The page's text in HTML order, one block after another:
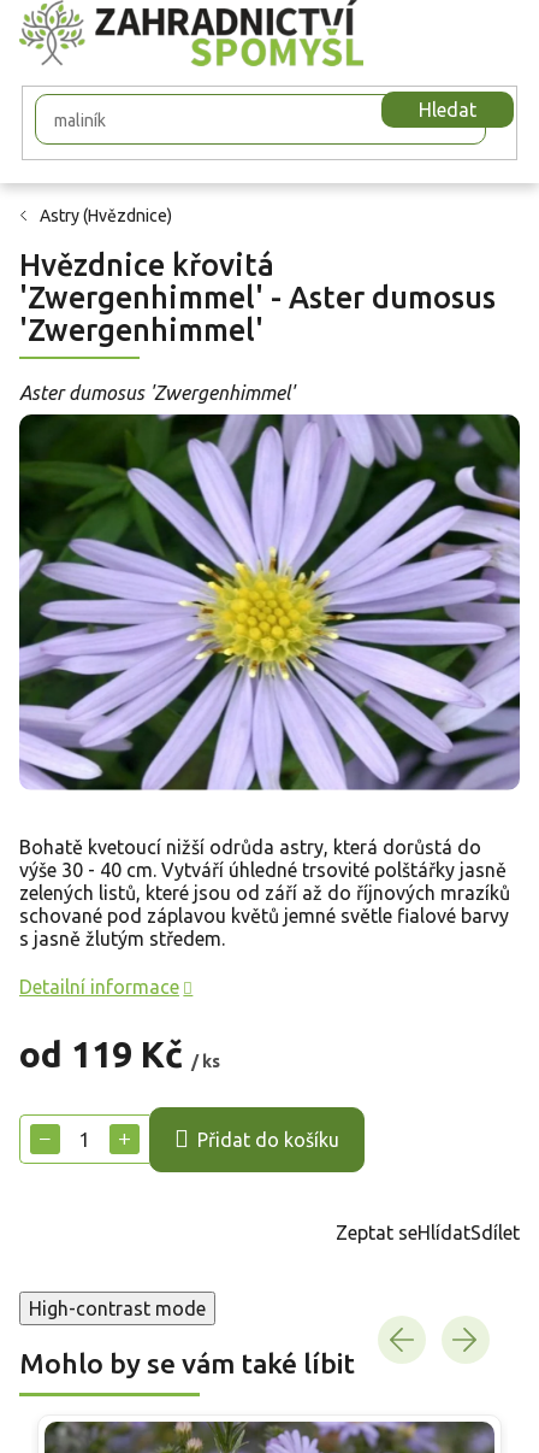
Přejít
na
obsah
Hledat
Astry (Hvězdnice)
Hvězdnice křovitá
'Zwergenhimmel' - Aster dumosus
'Zwergenhimmel'
Aster dumosus 'Zwergenhimmel'
od 119 Kč / ks
cena:
+
− Přidat do košíku
Bohatě kvetoucí nižší odrůda astry, která dorůstá do
výše 30 - 40 cm. Vytváří úhledné trsovité polštářky jasně
zelených listů, které jsou od září až do říjnových mrazíků
schované pod záplavou květů jemné světle fialové barvy
s jasně žlutým středem.
Detailní informace
Zeptat seHlídatSdílet
High-contrast mode
Mohlo by se vám také líbit